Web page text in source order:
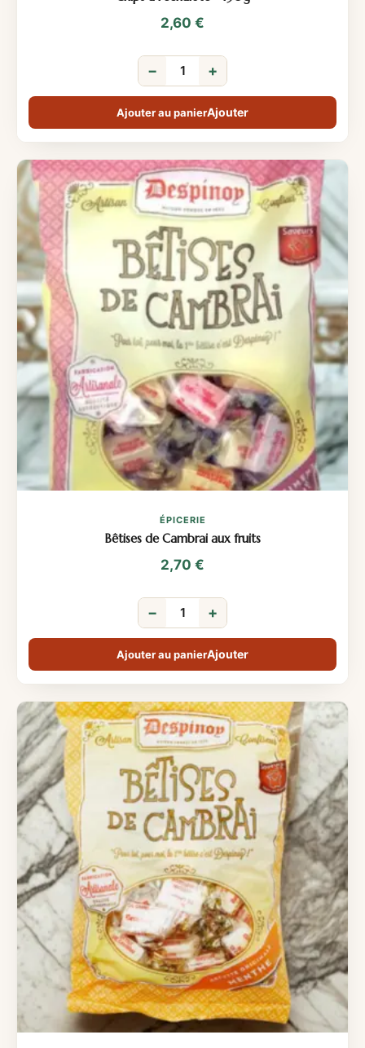
2,60 €
− +
Ajouter au panier
ÉPICERIE
Bêtises de Cambrai aux fruits
2,70 €
− +
Ajouter au panier